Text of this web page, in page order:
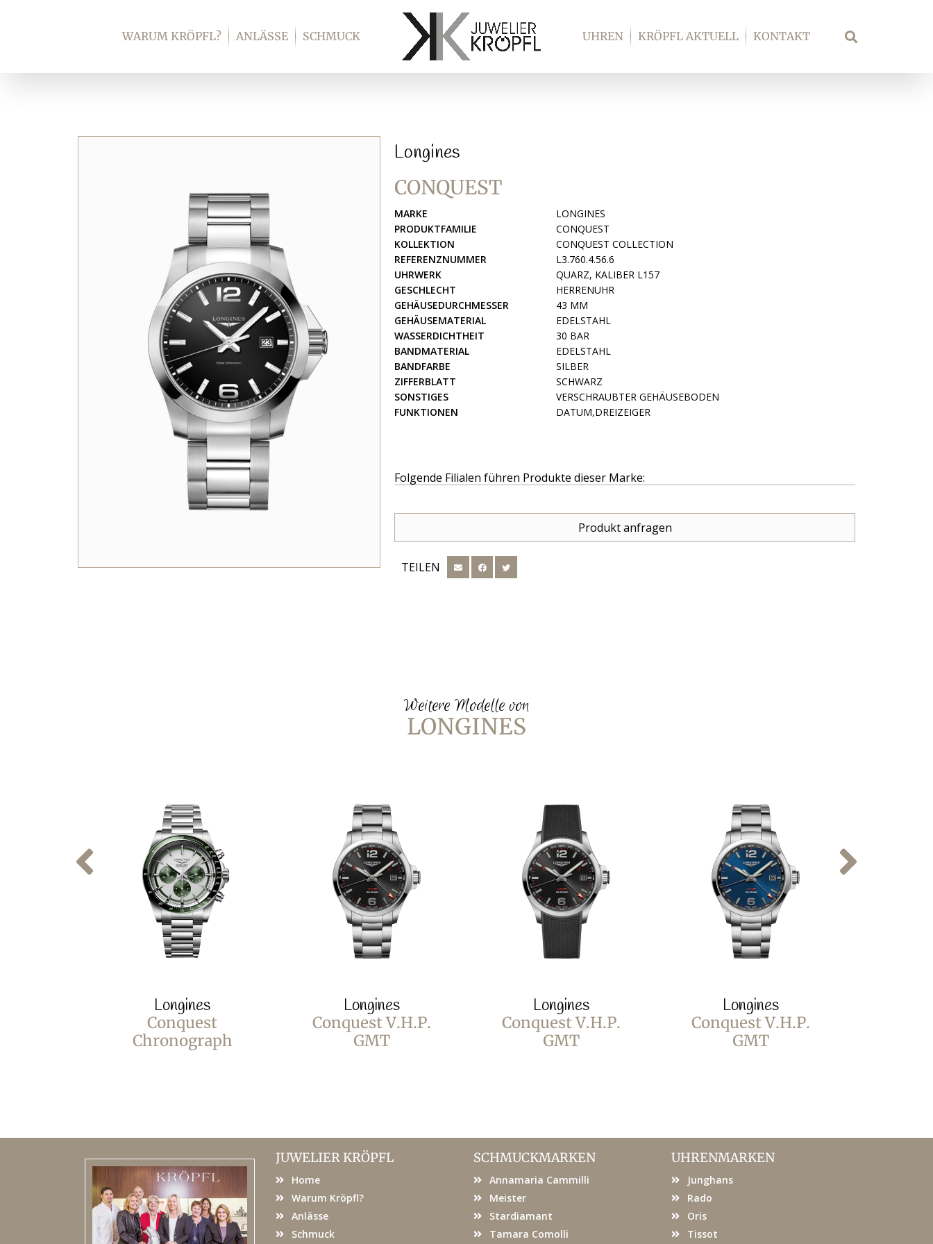
WARUM KRÖPFL? ANLÄSSE SCHMUCK UHREN KRÖPFL AKTUELL KONTAKT Suche
Longines
CONQUEST
MARKE
LONGINES
PRODUKTFAMILIE
CONQUEST
KOLLEKTION
CONQUEST COLLECTION
REFERENZNUMMER
L3.760.4.56.6
UHRWERK
QUARZ, KALIBER L157
GESCHLECHT
HERRENUHR
GEHÄUSEDURCHMESSER
43 MM
GEHÄUSEMATERIAL
EDELSTAHL
WASSERDICHTHEIT
30 BAR
BANDMATERIAL
EDELSTAHL
BANDFARBE
SILBER
ZIFFERBLATT
SCHWARZ
SONSTIGES
VERSCHRAUBTER GEHÄUSEBODEN
FUNKTIONEN
DATUM,DREIZEIGER
Folgende Filialen führen Produkte dieser Marke:
Produkt anfragen
TEILEN
Weitere Modelle von
LONGINES
Longines
Conquest
Chronograph
Longines
Conquest V.H.P.
GMT
Longines
Conquest V.H.P.
GMT
Longines
Conquest V.H.P.
GMT
JUWELIER KRÖPFL
Home
Warum Kröpfl?
Anlässe
Schmuck
SCHMUCKMARKEN
Annamaria Cammilli
Meister
Stardiamant
Tamara Comolli
UHRENMARKEN
Junghans
Rado
Oris
Tissot